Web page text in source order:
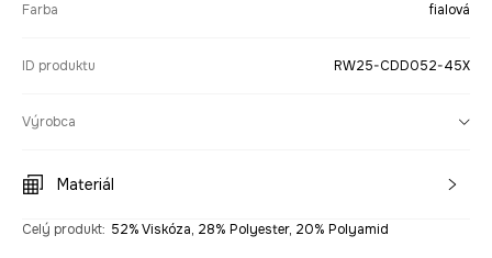
Farba fialová
ID produktu RW25-CDD052-45X
Výrobca
Materiál
Celý produkt: 52% Viskóza, 28% Polyester, 20% Polyamid